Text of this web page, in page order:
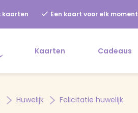
kaarten Een kaart voor elk moment
Kaarten Cadeaus
Huwelijk Felicitatie huwelijk